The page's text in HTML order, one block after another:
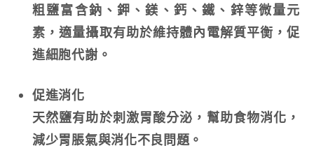
粗鹽富含鈉、鉀、鎂、鈣、鐵、鋅等微量元
素，適量攝取有助於維持體內電解質平衡，促
進細胞代謝。
促進消化
天然鹽有助於刺激胃酸分泌，幫助食物消化，
減少胃脹氣與消化不良問題。